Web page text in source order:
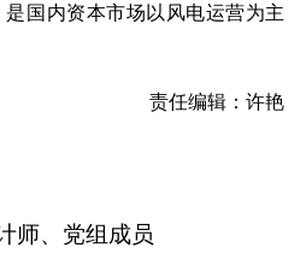
国内资本市场以风电运营为主
责任编辑：许艳
师、党组成员